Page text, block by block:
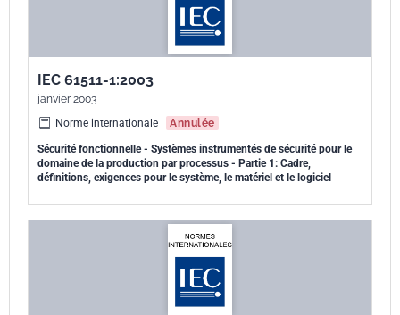
IEC 61511-1:2003
janvier 2003
Norme internationale
Annulée
Sécurité fonctionnelle - Systèmes instrumentés de sécurité pour le
domaine de la production par processus - Partie 1: Cadre,
définitions, exigences pour le système, le matériel et le logiciel